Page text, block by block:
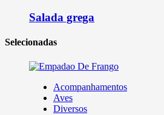
Salada grega
Selecionadas
Acompanhamentos
Aves
Diversos